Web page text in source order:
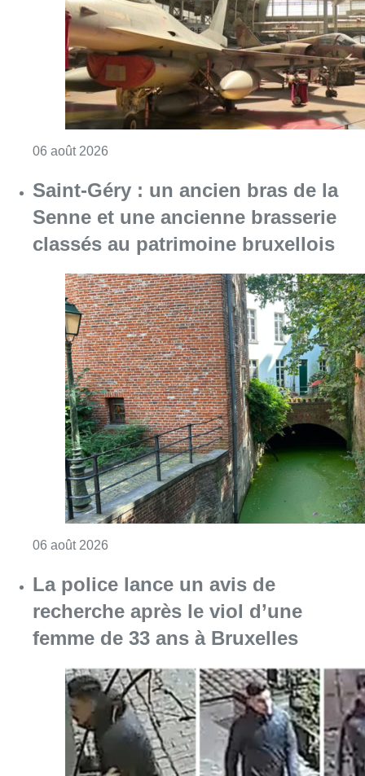
06 août 2026
Saint-Géry : un ancien bras de la
Senne et une ancienne brasserie
classés au patrimoine bruxellois
06 août 2026
La police lance un avis de
recherche après le viol d’une
femme de 33 ans à Bruxelles